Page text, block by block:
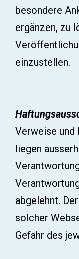
besondere
ergänzen, zu
einzustellen.
Verweise und
liegen
abgelehnt.
solcher
Gefahr des